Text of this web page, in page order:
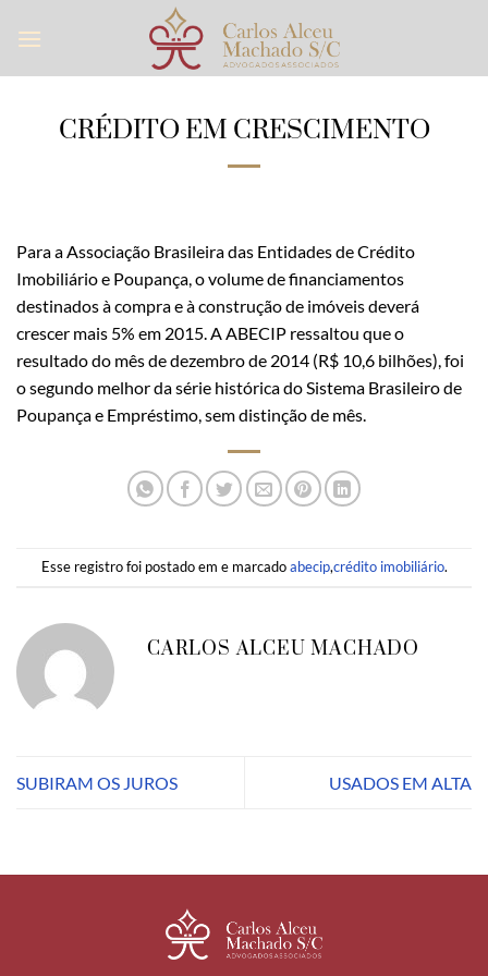
CRÉDITO EM CRESCIMENTO
Para a Associação Brasileira das Entidades de Crédito
Imobiliário e Poupança, o volume de financiamentos
destinados à compra e à construção de imóveis deverá
crescer mais 5% em 2015. A ABECIP ressaltou que o
resultado do mês de dezembro de 2014 (R$ 10,6 bilhões), foi
o segundo melhor da série histórica do Sistema Brasileiro de
Poupança e Empréstimo, sem distinção de mês.
Esse registro foi postado em e marcadoabecip,crédito imobiliário.
CARLOS ALCEU MACHADO
SUBIRAM OS JUROS USADOS EM ALTA